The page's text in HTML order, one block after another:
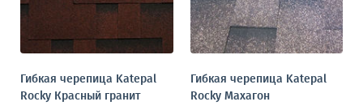
Гибкая черепица Katepal
Rocky Красный гранит
Гибкая черепица Katepal
Rocky Махагон